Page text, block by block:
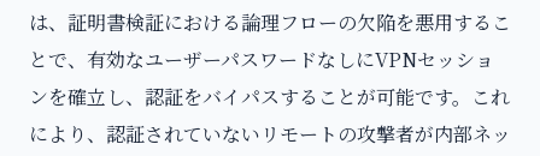
は、証明書検証における論理フローの欠陥を悪用するこ
とで、有効なユーザーパスワードなしにVPNセッショ
ンを確立し、認証をバイパスすることが可能です。これ
により、認証されていないリモートの攻撃者が内部ネッ